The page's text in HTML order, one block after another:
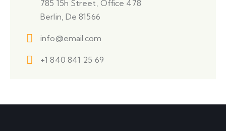
785 15h Street, Office 478
Berlin, De 81566
info@email.com
+1 840 841 25 69